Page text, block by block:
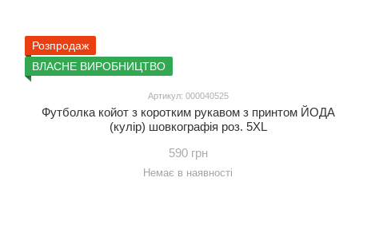
Розпродаж
ВЛАСНЕ ВИРОБНИЦТВО
Артикул: 000040525
Футболка койот з коротким рукавом з принтом ЙОДА
(кулір) шовкографія роз. 5XL
590 грн
Немає в наявності